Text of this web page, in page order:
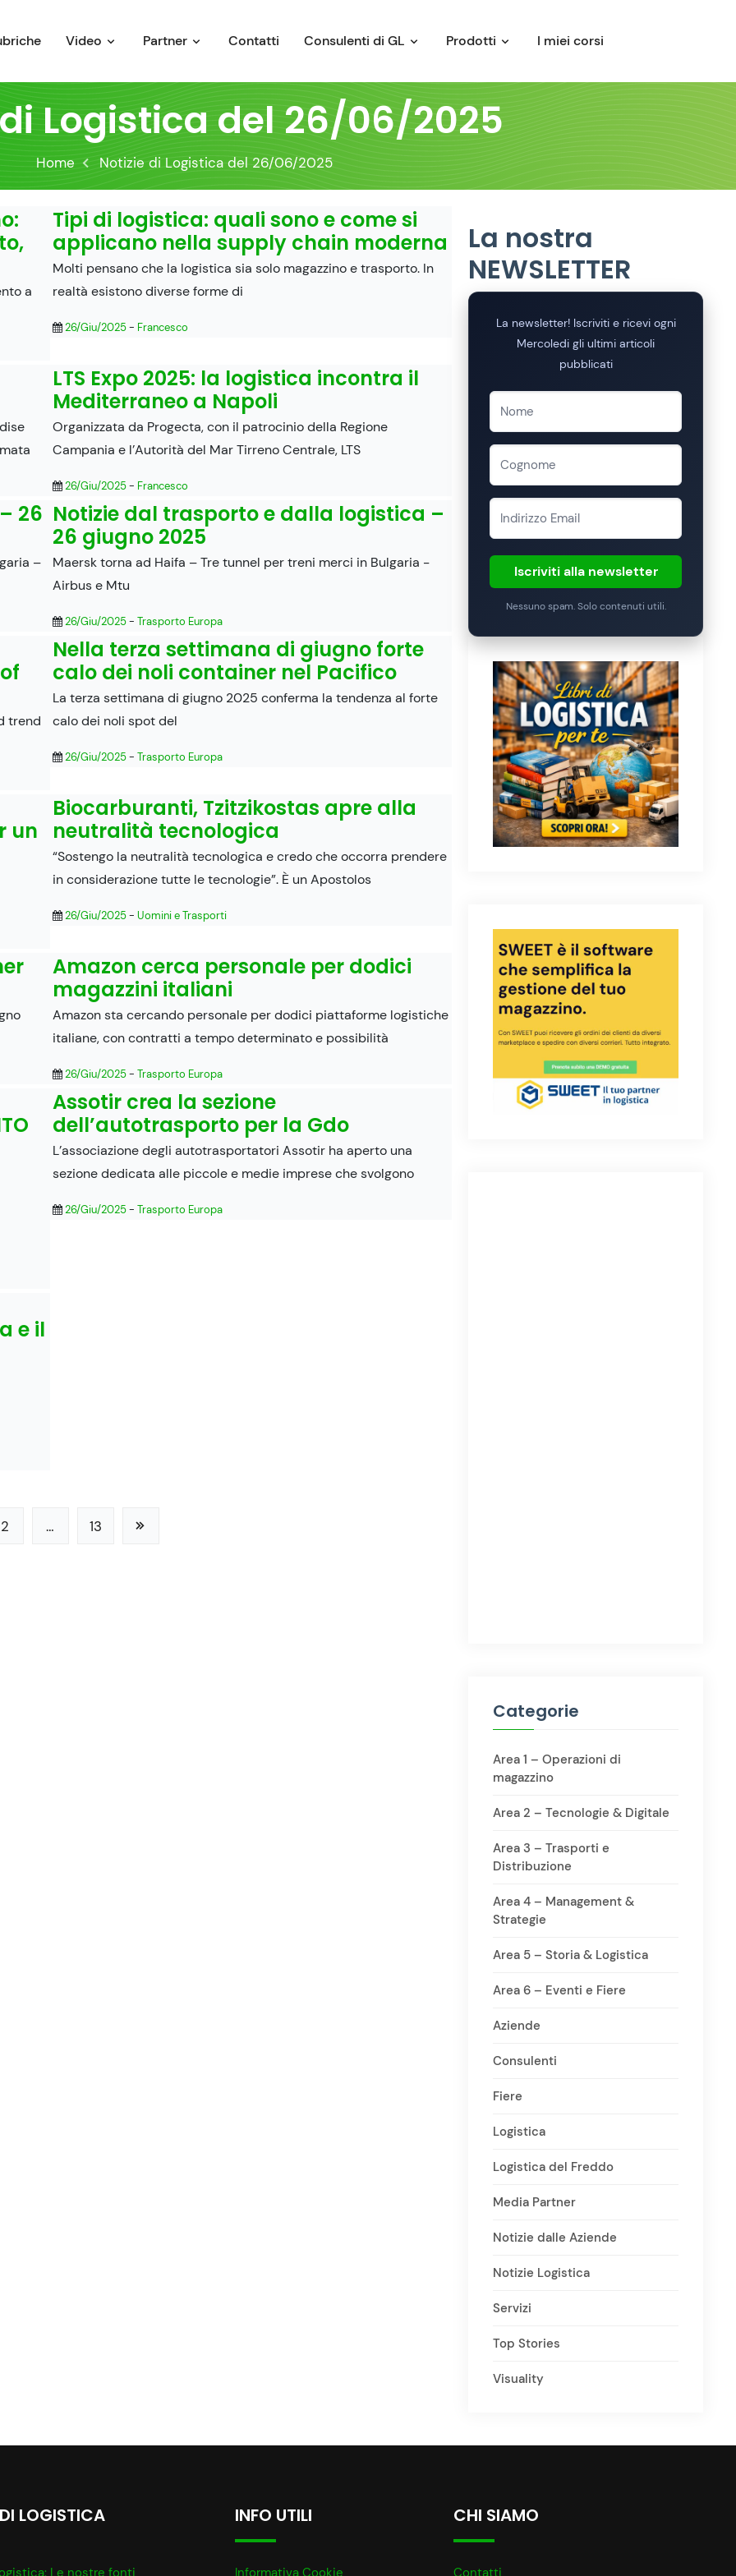
Video Partner Contatti Consulenti di GL Prodotti I miei corsi
Logistica del 26/06/2025
Home Notizie di Logistica del 26/06/2025
a
Tipi di logistica: quali sono e come si
applicano nella supply chain moderna
Molti pensano che la logistica sia solo magazzino e trasporto. In
realtà esistono diverse forme di
26/Giu/2025- Francesco
LTS Expo 2025: la logistica incontra il
Mediterraneo a Napoli
Organizzata da Progecta, con il patrocinio della Regione
Campania e l’Autorità del Mar Tirreno Centrale, LTS
26/Giu/2025- Francesco
26
–
Notizie dal trasporto e dalla logistica –
26 giugno 2025
Maersk torna ad Haifa – Tre tunnel per treni merci in Bulgaria -
Airbus e Mtu
26/Giu/2025- Trasporto Europa
trend
Nella terza settimana di giugno forte
calo dei noli container nel Pacifico
La terza settimana di giugno 2025 conferma la tendenza al forte
calo dei noli spot del
26/Giu/2025- Trasporto Europa
un
Biocarburanti, Tzitzikostas apre alla
neutralità tecnologica
“Sostengo la neutralità tecnologica e credo che occorra prendere
in considerazione tutte le tecnologie”. È un Apostolos
26/Giu/2025- Uomini e Trasporti
Amazon cerca personale per dodici
magazzini italiani
Amazon sta cercando personale per dodici piattaforme logistiche
italiane, con contratti a tempo determinato e possibilità
26/Giu/2025- Trasporto Europa
Assotir crea la sezione
dell’autotrasporto per la Gdo
L’associazione degli autotrasportatori Assotir ha aperto una
sezione dedicata alle piccole e medie imprese che svolgono
26/Giu/2025- Trasporto Europa
e il
2 … 13
La nostra
NEWSLETTER
La newsletter! Iscriviti e ricevi ogni
Mercoledi gli ultimi articoli
pubblicati
Iscriviti alla newsletter
Nessuno spam. Solo contenuti utili.
Categorie
Area 1 – Operazioni di
magazzino
Area 2 – Tecnologie & Digitale
Area 3 – Trasporti e
Distribuzione
Area 4 – Management &
Strategie
Area 5 – Storia & Logistica
Area 6 – Eventi e Fiere
Aziende
Consulenti
Fiere
Logistica
Logistica del Freddo
Media Partner
Notizie dalle Aziende
Notizie Logistica
Servizi
Top Stories
Visuality
LOGISTICA
Le nostre fonti
INFO UTILI
Informativa Cookie
CHI SIAMO
Contatti